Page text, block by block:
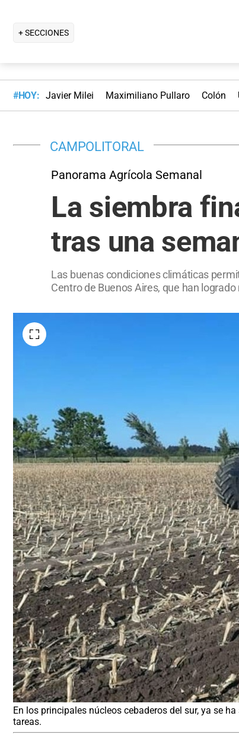
+ SECCIONES
#HOY: Javier Milei Maximiliano Pullaro Colón
CAMPOLITORAL
Panorama Agrícola Semanal
La siembra
tras una
Las buenas condiciones climáticas
Centro de Buenos Aires, que han
En los principales núcleos cebaderos del sur, ya se
tareas.